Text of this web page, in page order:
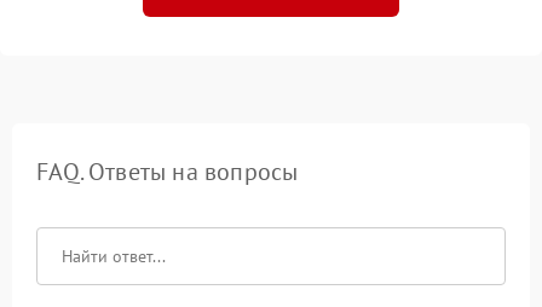
FAQ. Ответы на вопросы